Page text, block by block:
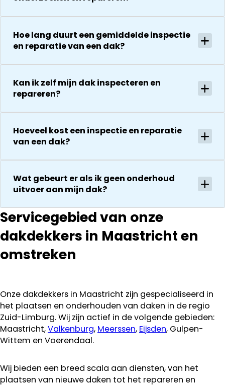
bedanken
voor de
zijn
droog!!! Dus
zeker een 5
zijn
De reparatie
gaat
vervolgens
conform
afspraak en
zaken die ze
tegenkomen
worden
gerepareerd
zonder extra
communeren
ze goed en
Hoe lang duurt een gemiddelde inspectie
en reparatie van een dak?
Kan ik zelf mijn dak inspecteren en
repareren?
Hoeveel kost een inspectie en reparatie
van een dak?
Wat gebeurt er als ik geen onderhoud
uitvoer aan mijn dak?
Servicegebied van onze
dakdekkers in Maastricht en
omstreken
Onze dakdekkers in Maastricht zijn gespecialiseerd in
het plaatsen en onderhouden van daken in de regio
Zuid-Limburg. Wij zijn actief in de volgende gebieden:
Maastricht,Valkenburg, Meerssen, Eijsden, Gulpen-
Wittem en Voerendaal.
Wij bieden een breed scala aan diensten, van het
plaatsen van nieuwe daken tot het repareren en